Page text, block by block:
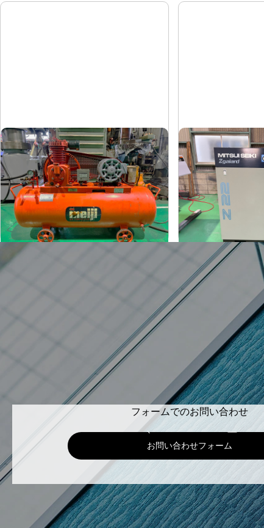
コンプレッサー
メーカー 明治
形 式H-2
年 式 1981
コンプレッサー
メーカー
形 式
年 式2010
フォームでのお問い合わせ
お問い合わせフォーム